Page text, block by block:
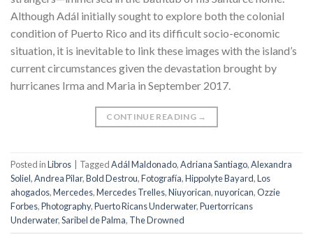
Although Adál initially sought to explore both the colonial
condition of Puerto Rico and its difficult socio-economic
situation, it is inevitable to link these images with the island’s
current circumstances given the devastation brought by
hurricanes Irma and Maria in September 2017.
CONTINUE READING →
Posted inLibros TaggedAdál Maldonado,Adriana Santiago,Alexandra
Soliel,Andrea Pilar,Bold Destrou,Fotografía,Hippolyte Bayard,Los
ahogados,Mercedes,Mercedes Trelles,Niuyorican,nuyorican,Ozzie
Forbes,Photography,Puerto Ricans Underwater,Puertorricans
Underwater,Saribel de Palma, The Drowned